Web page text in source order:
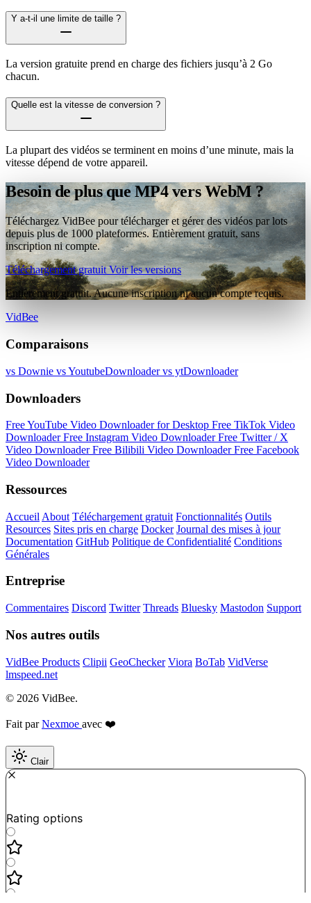
Y a-t-il une limite de taille ?
La version gratuite prend en charge des fichiers jusqu’à 2 Go
chacun.
Quelle est la vitesse de conversion ?
La plupart des vidéos se terminent en moins d’une minute, mais la
vitesse dépend de votre appareil.
Besoin de plus que MP4 vers WebM ?
Téléchargez VidBee pour télécharger et gérer des vidéos par lots
depuis plus de 1000 plateformes. Entièrement gratuit, sans
inscription ni compte.
Téléchargement gratuitVoir les versions
Entièrement gratuit. Aucune inscription ni aucun compte requis.
VidBee
Comparaisons
vs Downie vs YoutubeDownloadervs ytDownloader
Downloaders
Free YouTube Video Downloader for Desktop Free TikTok Video
DownloaderFree Instagram Video DownloaderFree Twitter / X
Video DownloaderFree Bilibili Video DownloaderFree Facebook
Video Downloader
Ressources
Accueil About Téléchargement gratuit Fonctionnalités Outils
Resources Sites pris en charge Docker Journal des mises à jour
Documentation GitHub Politique de Confidentialité Conditions
Générales
Entreprise
Commentaires Discord Twitter Threads Bluesky Mastodon Support
Nos autres outils
VidBee Products Clipii GeoChecker Viora BoTab VidVerse
lmspeed.net
© 2026 VidBee.
Fait parNexmoe avec ❤️
Clair
Rating options